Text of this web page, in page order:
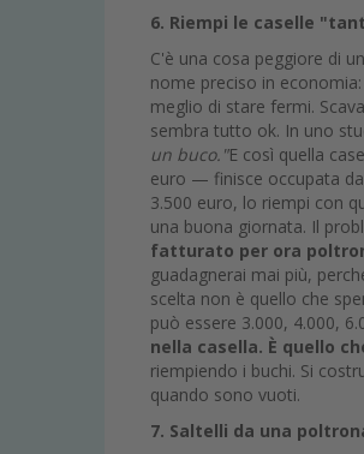
6. Riempi le caselle
C'è una cosa peggiore di
nome preciso in
meglio di stare fermi.
sembra tutto ok. In uno
un buco."E così quella
euro — finisce occupata
3.500 euro, lo riempi con
una buona giornata. Il
fatturato per ora
guadagnerai mai più,
scelta non è quello che
può essere 3.000, 4.000,
nella casella. È quello
riempiendo i buchi. Si
quando sono vuoti.
7. Saltelli da una